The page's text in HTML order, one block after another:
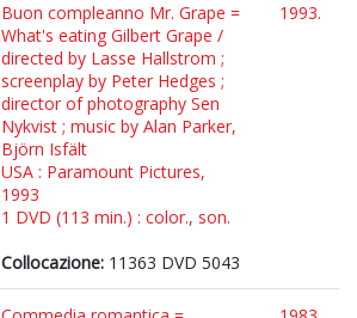
Buon compleanno Mr. Grape =
What's eating Gilbert Grape /
directed by Lasse Hallstrom ;
screenplay by Peter Hedges ;
director of photography Sen
Nykvist ; music by Alan Parker,
Björn Isfält
USA : Paramount Pictures,
1993
1 DVD (113 min.) : color., son.
Collocazione: 11363 DVD 5043
1993.